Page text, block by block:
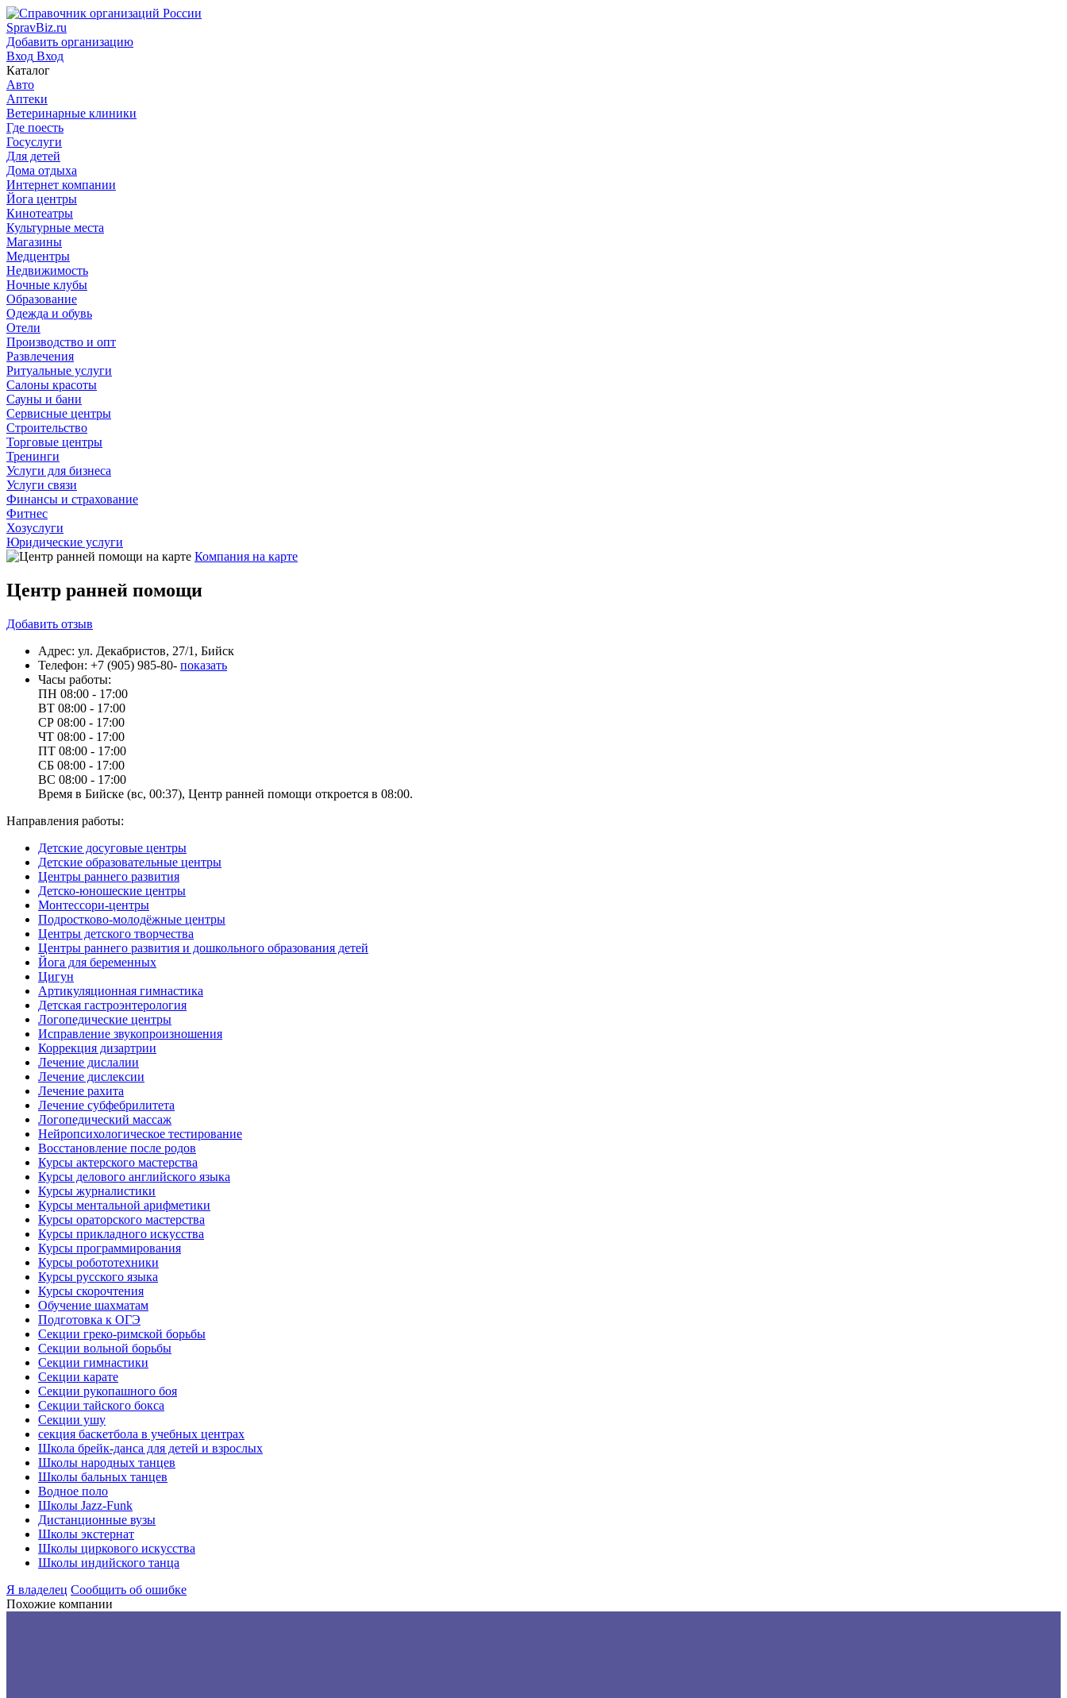
SpravBiz.ru
Добавить организацию
Вход Вход
Каталог
Авто
Аптеки
Ветеринарные клиники
Где поесть
Госуслуги
Для детей
Дома отдыха
Интернет компании
Йога центры
Кинотеатры
Культурные места
Магазины
Медцентры
Недвижимость
Ночные клубы
Образование
Одежда и обувь
Отели
Производство и опт
Развлечения
Ритуальные услуги
Салоны красоты
Сауны и бани
Сервисные центры
Строительство
Торговые центры
Тренинги
Услуги для бизнеса
Услуги связи
Финансы и страхование
Фитнес
Хозуслуги
Юридические услуги
Компания на карте
Центр ранней помощи
Добавить отзыв
Адрес: ул. Декабристов, 27/1, Бийск
Телефон: +7 (905) 985-80- показать
Часы работы:
ПН 08:00 - 17:00
ВТ 08:00 - 17:00
СР 08:00 - 17:00
ЧТ 08:00 - 17:00
ПТ 08:00 - 17:00
СБ 08:00 - 17:00
ВС 08:00 - 17:00
Время в Бийске (вс, 00:37), Центр ранней помощи откроется в 08:00.
Направления работы:
Детские досуговые центры
Детские образовательные центры
Центры раннего развития
Детско-юношеские центры
Монтессори-центры
Подростково-молодёжные центры
Центры детского творчества
Центры раннего развития и дошкольного образования детей
Йога для беременных
Цигун
Артикуляционная гимнастика
Детская гастроэнтерология
Логопедические центры
Исправление звукопроизношения
Коррекция дизартрии
Лечение дислалии
Лечение дислексии
Лечение рахита
Лечение субфебрилитета
Логопедический массаж
Нейропсихологическое тестирование
Восстановление после родов
Курсы актерского мастерства
Курсы делового английского языка
Курсы журналистики
Курсы ментальной арифметики
Курсы ораторского мастерства
Курсы прикладного искусства
Курсы программирования
Курсы робототехники
Курсы русского языка
Курсы скорочтения
Обучение шахматам
Подготовка к ОГЭ
Секции греко-римской борьбы
Секции вольной борьбы
Секции гимнастики
Секции карате
Секции рукопашного боя
Секции тайского бокса
Секции ушу
секция баскетбола в учебных центрах
Школа брейк-данса для детей и взрослых
Школы народных танцев
Школы бальных танцев
Водное поло
Школы Jazz-Funk
Дистанционные вузы
Школы экстернат
Школы циркового искусства
Школы индийского танца
Я владелец Сообщить об ошибке
Похожие компании